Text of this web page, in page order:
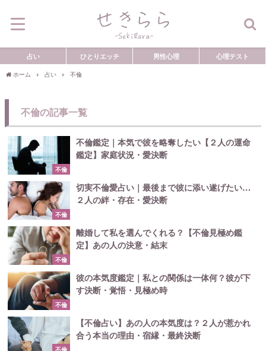
占い ひとりエッチ 男性心理 心理テスト
ホーム 占い 不倫
不倫の記事一覧
不倫
不倫鑑定｜本気で彼を略奪したい【２人の運命
鑑定】家庭状況・愛決断
不倫
切実不倫愛占い｜最後まで彼に添い遂げたい…
２人の絆・存在・愛決断
不倫
離婚して私を選んでくれる？【不倫見極め鑑
定】あの人の決意・結末
不倫
彼の本気度鑑定｜私との関係は一体何？彼が下
す決断・覚悟・見極め時
【不倫占い】あの人の本気度は？２人が惹かれ
合う本当の理由・宿縁・最終決断